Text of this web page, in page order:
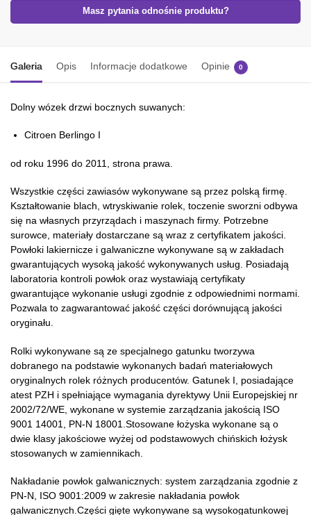
Masz pytania odnośnie produktu?
Galeria Opis Informacje dodatkowe Opinie 0
Dolny wózek drzwi bocznych suwanych:
Citroen Berlingo I
od roku 1996 do 2011, strona prawa.
Wszystkie części zawiasów wykonywane są przez polską firmę.
Kształtowanie blach, wtryskiwanie rolek, toczenie sworzni odbywa
się na własnych przyrządach i maszynach firmy. Potrzebne
surowce, materiały dostarczane są wraz z certyfikatem jakości.
Powłoki lakiernicze i galwaniczne wykonywane są w zakładach
gwarantujących wysoką jakość wykonywanych usług. Posiadają
laboratoria kontroli powłok oraz wystawiają certyfikaty
gwarantujące wykonanie usługi zgodnie z odpowiednimi normami.
Pozwala to zagwarantować jakość części dorównującą jakości
oryginału.
Rolki wykonywane są ze specjalnego gatunku tworzywa
dobranego na podstawie wykonanych badań materiałowych
oryginalnych rolek różnych producentów. Gatunek I, posiadające
atest PZH i spełniające wymagania dyrektywy Unii Europejskiej nr
2002/72/WE, wykonane w systemie zarządzania jakością ISO
9001 14001, PN-N 18001.Stosowane łożyska wykonane są o
dwie klasy jakościowe wyżej od podstawowych chińskich łożysk
stosowanych w zamiennikach.
Nakładanie powłok galwanicznych: system zarządzania zgodnie z
PN-N, ISO 9001:2009 w zakresie nakładania powłok
galwanicznych.Części gięte wykonywane są wysokogatunkowej